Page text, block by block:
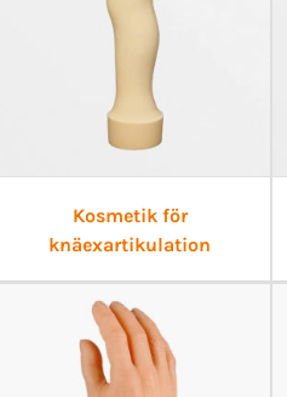
Kosmetik för
knäexartikulation